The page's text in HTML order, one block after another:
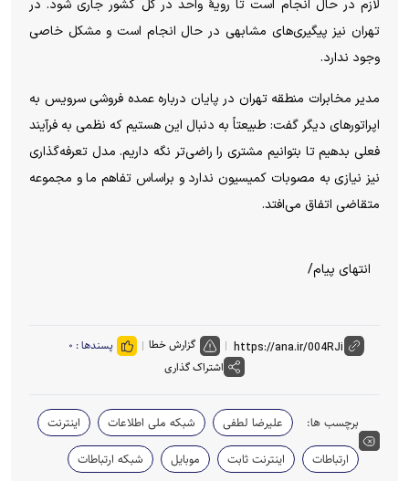
لازم در حال انجام است تا رویۀ واحد در کل کشور جاری شود. در
تهران نیز پیگیری‌های مشابهی در حال انجام است و مشکل خاصی
وجود ندارد.
مدیر مخابرات منطقه تهران در پایان درباره عمده فروشی سرویس به
اپراتورهای دیگر گفت: طبیعتاً به دنبال این هستیم که نظمی به فرآیند
فعلی بدهیم تا بتوانیم مشتری را راضی‌تر نگه داریم. مدل تعرفه‌گذاری
نیز نیازی به مصوبات کمیسیون ندارد و براساس تفاهم ما و مجموعه
متقاضی اتفاق می‌افتد.
انتهای پیام/
گزارش خطا پسندها : ۰
اشتراک گذاری
برچسب ها: علیرضا لطفی شبکه ملی اطلاعات
اینترنت
ارتباطات
اینترنت ثابت موبایل شبکه ارتباطات